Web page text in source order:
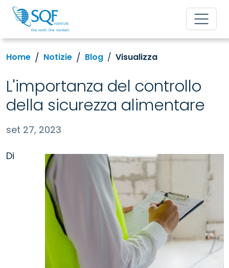
Home Notizie Blog Visualizza
L'importanza del controllo
della sicurezza alimentare
set 27, 2023
Di